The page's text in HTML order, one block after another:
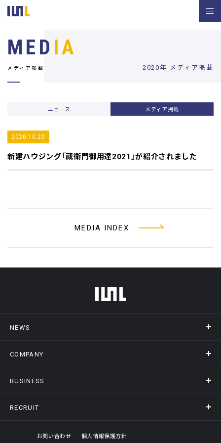
2020年 メディア掲載
MED IA
メディア掲載
ニュース メディア掲載
2020.10.20
新建ハウジング「蔵衛門御用達2021」が紹介されました
MEDIA INDEX
フッターメニュー
NEWS
ニュース
COMPANY
会社概要
オフィスギャラリー
BUSINESS
事業情報トップ
RECRUIT
採用情報トップ
お問い合わせ 個人情報保護方針